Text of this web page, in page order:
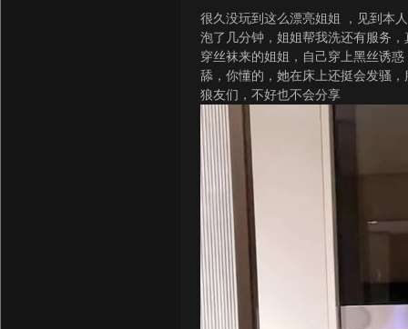
很久没玩到这么漂亮姐姐 ，见到本
泡了几分钟，姐姐帮我洗还有服务
穿丝袜来的姐姐，自己穿上黑丝诱
舔，你懂的，她在床上还挺会发骚
狼友们，不好也不会分享